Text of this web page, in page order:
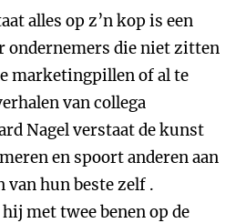
alles op z’n kop is een
ondernemers die niet zitten
marketingpillen of al te
van collega
Nagel verstaat de kunst
en spoort anderen aan
hun beste zelf .
met twee benen op de